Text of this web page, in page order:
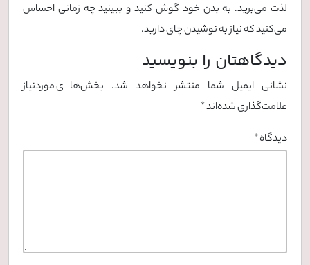
لذت می‌برید. به بدن خود گوش کنید و ببینید چه زمانی احساس
می‌کنید که نیاز به نوشیدن چای دارید.
دیدگاهتان را بنویسید
نشانی ایمیل شما منتشر نخواهد شد. بخش‌های موردنیاز
علامت‌گذاری شده‌اند*
دیدگاه*